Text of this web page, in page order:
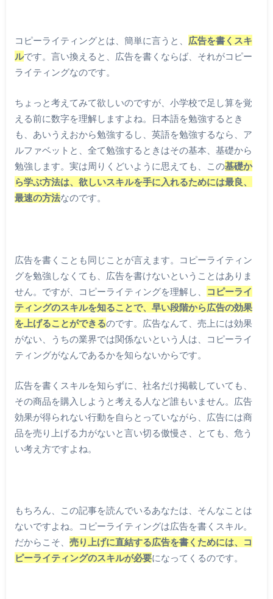
コピーライティングとは、簡単に言うと、 広告を書くスキ
ルです。言い換えると、広告を書くならば、それがコピー
ライティングなのです。
ちょっと考えてみて欲しいのですが、小学校で足し算を覚
える前に数字を理解しますよね。日本語を勉強するとき
も、あいうえおから勉強するし、英語を勉強するなら、ア
ルファベットと、全て勉強するときはその基本、基礎から
勉強します。実は周りくどいように思えても、この基礎か
ら学ぶ方法は、欲しいスキルを手に入れるためには最良、
最速の方法なのです。
広告を書くことも同じことが言えます。コピーライティン
グを勉強しなくても、広告を書けないということはありま
せん。ですが、コピーライティングを理解し、
コピーライ
ティングのスキルを知ることで、早い段階から広告の効果
を上げることができるのです。広告なんて、売上には効果
がない、うちの業界では関係ないという人は、コピーライ
ティングがなんであるかを知らないからです。
広告を書くスキルを知らずに、社名だけ掲載していても、
その商品を購入しようと考える人など誰もいません。広告
効果が得られない行動を自らとっていながら、広告には商
品を売り上げる力がないと言い切る傲慢さ、とても、危う
い考え方ですよね。
もちろん、この記事を読んでいるあなたは、そんなことは
ないですよね。コピーライティングは広告を書くスキル。
だからこそ、 売り上げに直結する広告を書くためには、コ
ピーライティングのスキルが必要になってくるのです。